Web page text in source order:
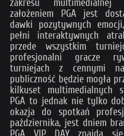
zakresu multimedialnej
założeniem PGA jest
dawki pozytywnych
pełni interaktywnych
przede wszystkim
profesjonalni gracze
turniejach z cennymi
publiczność będzie mogła
kilkuset multimedialnych
PGA to jednak nie tylko
okazja do spotkań
października, jest dniem